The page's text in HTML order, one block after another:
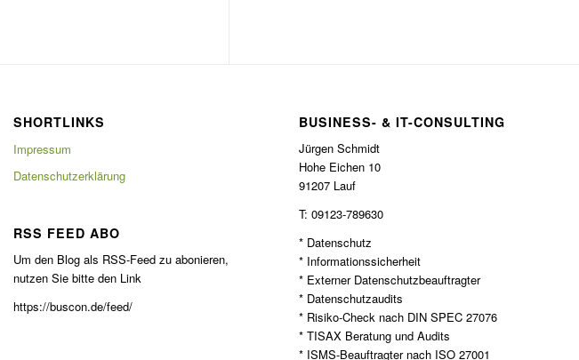
SHORTLINKS
Impressum
Datenschutzerklärung
RSS FEED ABO
Um den Blog als RSS-Feed zu abonieren,
nutzen Sie bitte den Link
https://buscon.de/feed/
BUSINESS- & IT-CONSULTING
Jürgen Schmidt
Hohe Eichen 10
91207 Lauf
T: 09123-789630
* Datenschutz
* Informationssicherheit
* Externer Datenschutzbeauftragter
* Datenschutzaudits
* Risiko-Check nach DIN SPEC 27076
* TISAX Beratung und Audits
* ISMS-Beauftragter nach ISO 27001